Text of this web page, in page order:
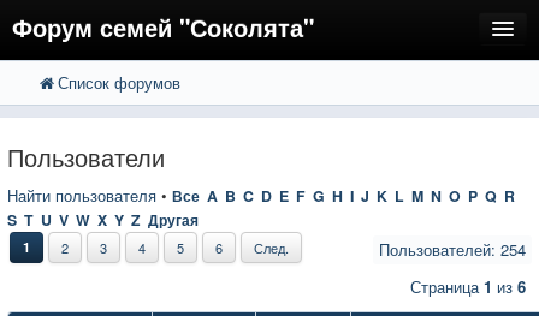
Форум семей "Соколята"
FAQ
Вход
Список форумов
Пользователи
Найти пользователя • Все A B C D E F G H I J K L M N O P Q R
S T U V W X Y Z Другая
Пользователей: 254
1 2 3 4 5 6 След.
Страница1 из 6